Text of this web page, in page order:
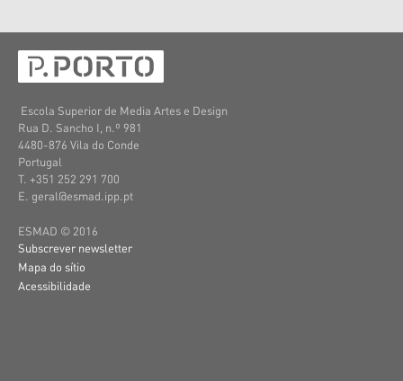
Escola Superior de Media Artes e Design
Rua D. Sancho I, n.º 981
4480-876 Vila do Conde
Portugal
T. +351 252 291 700
E. geral@esmad.ipp.pt
ESMAD © 2016
Subscrever newsletter
Mapa do sítio
Acessibilidade